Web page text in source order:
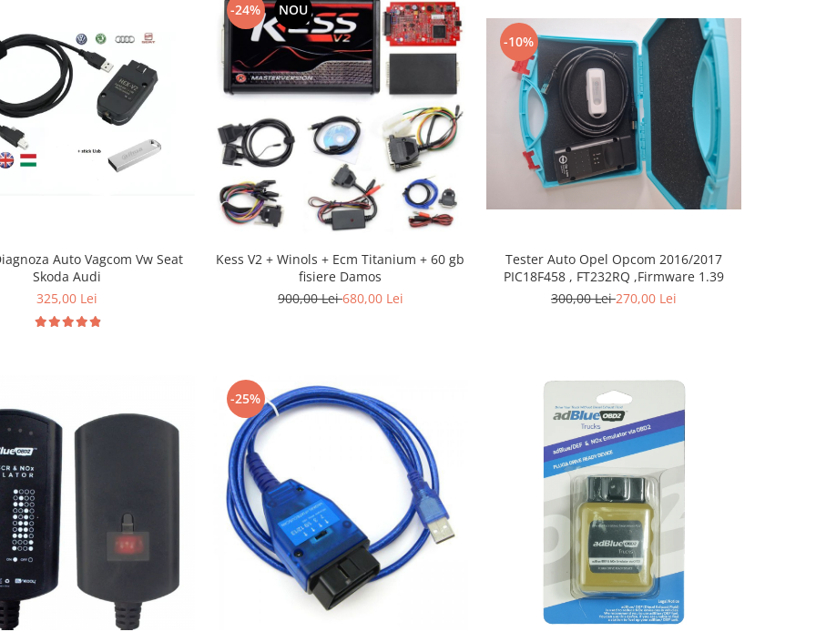
Auto Vagcom Vw Seat
Skoda Audi
325,00 Lei
-24% NOU
Kess V2 + Winols + Ecm Titanium + 60 gb
fisiere Damos
900,00 Lei680,00 Lei
-10%
Tester Auto Opel Opcom 2016/2017
PIC18F458 , FT232RQ ,Firmware 1.39
300,00 Lei270,00 Lei
-25%